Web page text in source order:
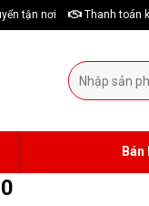
tận nơi Thanh toán
Tìm
kiếm: